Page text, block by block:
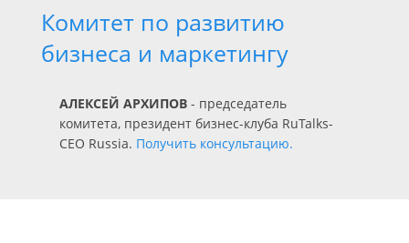
Комитет по развитию
бизнеса и маркетингу
АЛЕКСЕЙ АРХИПОВ - председатель
комитета, президент бизнес-клуба RuTalks-
CEO Russia. Получить консультацию.